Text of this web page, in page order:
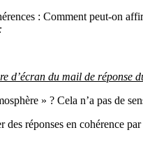
: Comment peut-on
d’écran du mail de réponse
» ? Cela n’a pas de
réponses en cohérence